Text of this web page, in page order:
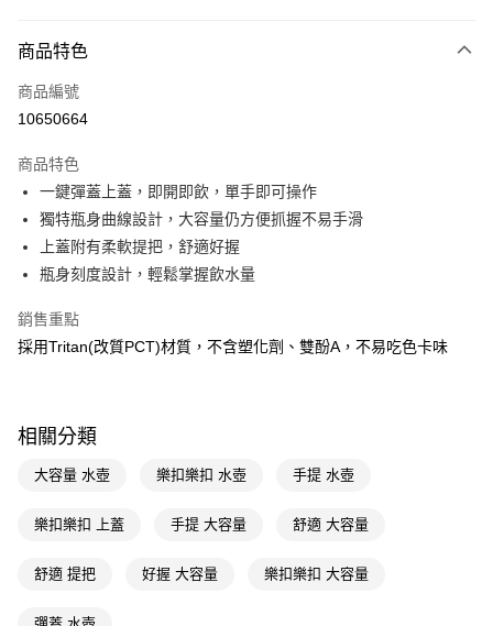
POYA支付
信用卡一次付款
LINE Pay
Apple Pay
街口支付
悠遊付
Google Pay
【關於「AFTEE先享後付」】
便利好安心！
２．便利：只要手機號碼，簡訊認證，即可結帳。
【「AFTEE先享後付」結帳流程】
結帳頁面，進行簡訊認證並確認金額後，即可完成結帳。
每筆NT$65，滿NT$390(含以上)免運費
付款後全家取貨
商品特色
商品編號
10650664
商品特色
一鍵彈蓋上蓋，即開即飲，單手即可操作
獨特瓶身曲線設計，大容量仍方便抓握不易手滑
上蓋附有柔軟提把，舒適好握
瓶身刻度設計，輕鬆掌握飲水量
銷售重點
採用Tritan(改質PCT)材質，不含塑化劑、雙酚A，不易吃色卡味
相關分類
大容量 水壺 樂扣樂扣 水壺 手提 水壺
樂扣樂扣 上蓋 手提 大容量 舒適 大容量
舒適 提把 好握 大容量 樂扣樂扣 大容量